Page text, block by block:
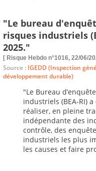
"Le bureau
risques industriels
2025."
[ Risque Hebdo n°1016, 22/06/
Source : IGEDD (Inspection
développement durable)
"Le Bureau
industriels (BEA-RI)
réaliser, en pleine
indépendante des
contrôle, des
industriels les plus
les causes et faire